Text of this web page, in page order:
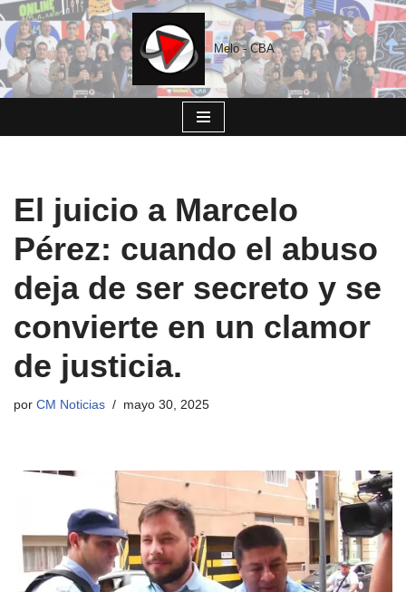
Saltar
al
contenido
Melo - CBA
El juicio a Marcelo
Pérez: cuando el abuso
deja de ser secreto y se
convierte en un clamor
de justicia.
por CM Noticias mayo 30, 2025